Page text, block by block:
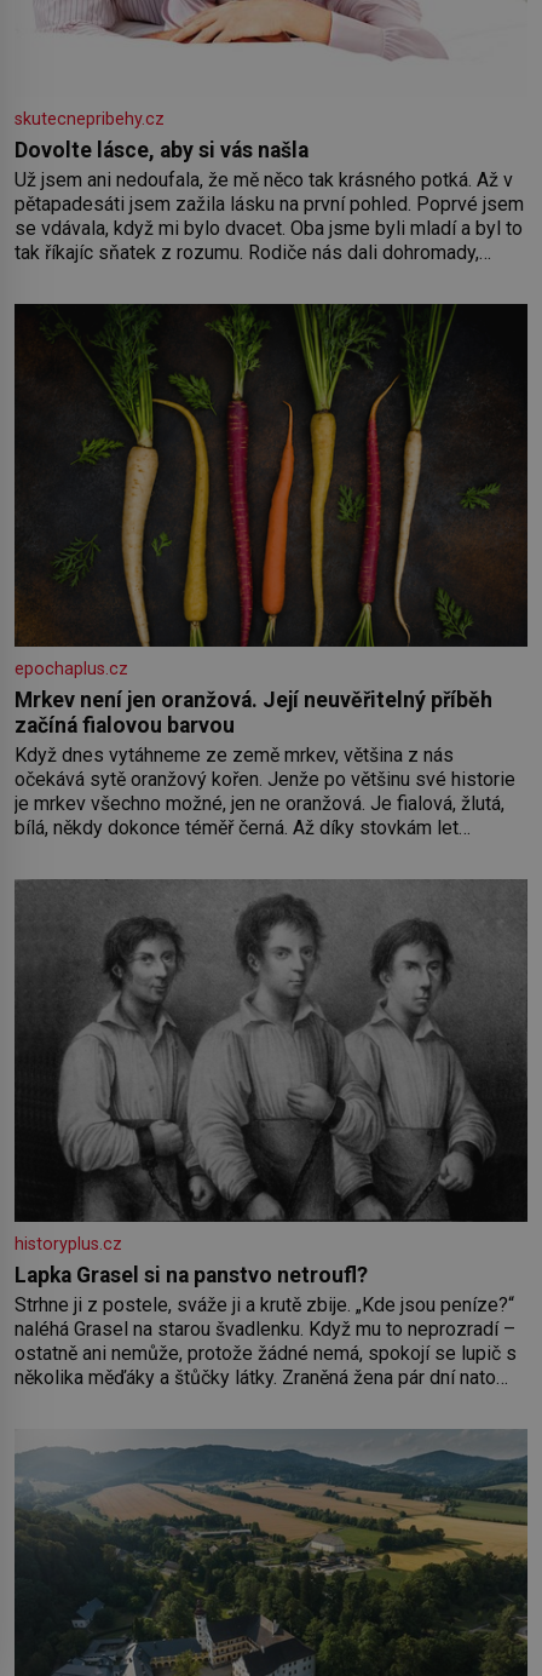
skutecnepribehy.cz
Dovolte lásce, aby si vás našla
Už jsem ani nedoufala, že mě něco tak krásného potká. Až v
pětapadesáti jsem zažila lásku na první pohled. Poprvé jsem
se vdávala, když mi bylo dvacet. Oba jsme byli mladí a byl to
tak říkajíc sňatek z rozumu. Rodiče nás dali dohromady,
oběma moc nesvědčilo, brzy jsme zjistili, že
epochaplus.cz
Mrkev není jen oranžová. Její neuvěřitelný příběh
začíná fialovou barvou
Když dnes vytáhneme ze země mrkev, většina z nás
očekává sytě oranžový kořen. Jenže po většinu své historie
je mrkev všechno možné, jen ne oranžová. Je fialová, žlutá,
bílá, někdy dokonce téměř černá. Až díky stovkám let
českou zahradu ani nedokážeme představit. Její příběh je
historyplus.cz
Lapka Grasel si na panstvo netroufl?
Strhne ji z postele, sváže ji a krutě zbije. „Kde jsou peníze?“
naléhá Grasel na starou švadlenku. Když mu to neprozradí –
ostatně ani nemůže, protože žádné nemá, spokojí se lupič s
několika měďáky a štůčky látky. Zraněná žena pár dní nato
dlouho po jeho smrti